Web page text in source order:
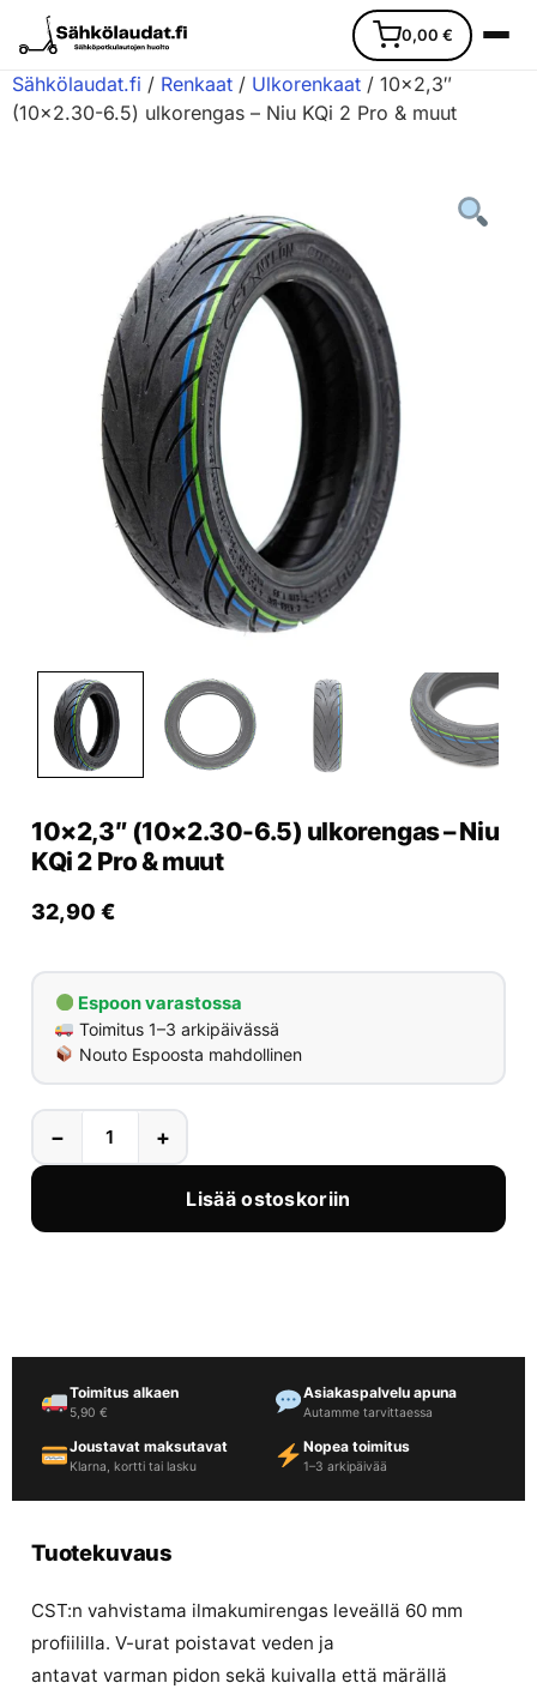
0,00 €
Lisävarusteet
Huoltopalvelu
Varaa huolto
Sähkölaudat.fi / Renkaat / Ulkorenkaat / 10×2,3″
(10×2.30-6.5) ulkorengas – Niu KQi 2 Pro & muut
10×2,3″ (10×2.30-6.5) ulkorengas – Niu
KQi 2 Pro & muut
32,90 €
Espoon varastossa
Toimitus 1–3 arkipäivässä
Nouto Espoosta mahdollinen
− +
Lisää ostoskoriin
Toimitus alkaen
5,90 €
Asiakaspalvelu apuna
Autamme tarvittaessa
Joustavat maksutavat
Klarna, kortti tai lasku
Nopea toimitus
1–3 arkipäivää
Tuotekuvaus
CST:n vahvistama ilmakumirengas leveällä 60 mm
profiililla. V-urat poistavat veden ja
antavat varman pidon sekä kuivalla että märällä